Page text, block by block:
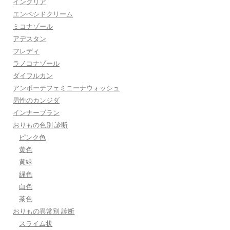
エンペシドクリーム
ミコナゾール
アデスタン
フレディ
ラノコナゾール
ダイフルカン
アンボーテフェミニーナウォッシュ
男性のカンジダ
インナーブラン
おりもの色別 診断
ピンク色
黄色
黄緑
緑色
白色
茶色
おりもの異常別 診断
スライム状